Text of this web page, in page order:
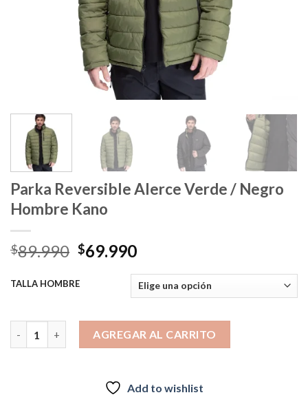
Parka Reversible Alerce Verde / Negro
Hombre Kano
$89.990 El
original
$89.990.
$69.990El
actual
es:
$69.990.
TALLA HOMBRE
AGREGAR AL CARRITO
Add to wishlist